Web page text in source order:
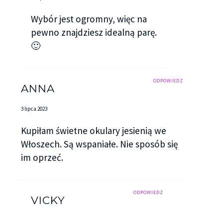
Wybór jest ogromny, więc na
pewno znajdziesz idealną parę.
🙂
ODPOWIEDZ
ANNA
3 lipca 2023
Kupiłam świetne okulary jesienią we
Włoszech. Są wspaniałe. Nie sposób się
im oprzeć.
ODPOWIEDZ
VICKY